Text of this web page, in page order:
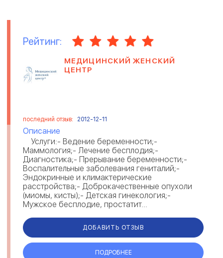
Рейтинг:
МЕДИЦИНСКИЙ ЖЕНСКИЙ
ЦЕНТР
последний отзыв: 2012-12-11
Описание
Услуги:- Ведение беременности;-
Маммология;- Лечение бесплодия;-
Диагностика;- Прерывание беременности;-
Воспалительные заболевания гениталий;-
Эндокринные и климактерические
расстройства;- Доброкачественные опухоли
(миомы, кисты);- Детская гинекология;-
Мужское бесплодие, простатит...
ДОБАВИТЬ ОТЗЫВ
ПОДРОБНЕЕ